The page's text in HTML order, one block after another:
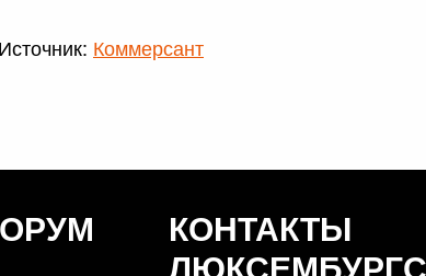
Источник: Коммерсант
КОНТАКТЫ